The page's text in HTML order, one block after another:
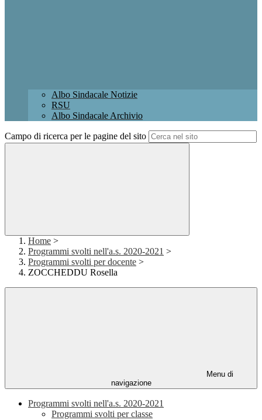
Albo Sindacale Notizie
RSU
Albo Sindacale Archivio
Campo di ricerca per le pagine del sito
Home >
Programmi svolti nell'a.s. 2020-2021 >
Programmi svolti per docente >
ZOCCHEDDU Rosella
Menu di
navigazione
Programmi svolti nell'a.s. 2020-2021
Programmi svolti per classe